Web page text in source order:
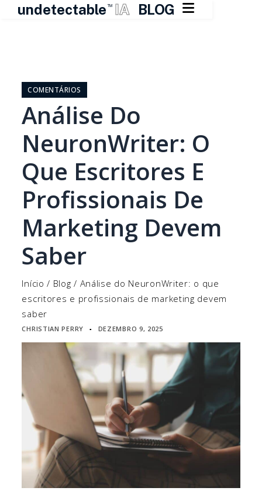
undetectable TM IA BLOG 
conteúdo
COMENTÁRIOS
Análise Do
NeuronWriter: O
Que Escritores E
Profissionais De
Marketing Devem
Saber
Início / Blog / Análise do NeuronWriter: o que
escritores e profissionais de marketing devem
saber
CHRISTIAN PERRY ▪ DEZEMBRO 9, 2025